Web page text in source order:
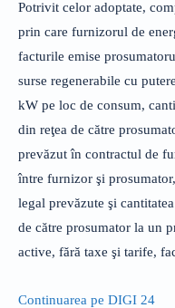
Potrivit celor adoptate,
prin care furnizorul de
facturile emise
surse regenerabile cu
kW pe loc de consum,
din reţea de către
prevăzut în contractul de
între furnizor şi
legal prevăzute şi
de către prosumator la un
active, fără taxe şi tarife,
Continuarea pe DIGI 24